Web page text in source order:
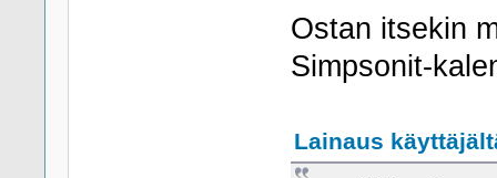
Ostan itsekin
Simpsonit-
Lainaus